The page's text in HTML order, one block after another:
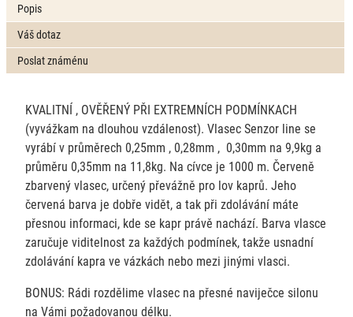
Popis
Váš dotaz
Poslat známénu
KVALITNÍ , OVĚŘENÝ PŘI EXTREMNÍCH PODMÍNKACH
(vyvážkam na dlouhou vzdálenost). Vlasec Senzor line se
vyrábí v průměrech 0,25mm , 0,28mm , 0,30mm na 9,9kg a
průměru 0,35mm na 11,8kg. Na cívce je 1000 m. Červeně
zbarvený vlasec, určený převážně pro lov kaprů. Jeho
červená barva je dobře vidět, a tak při zdolávání máte
přesnou informaci, kde se kapr právě nachází. Barva vlasce
zaručuje viditelnost za každých podmínek, takže usnadní
zdolávání kapra ve vázkách nebo mezi jinými vlasci.
BONUS: Rádi rozdělime vlasec na přesné naviječce silonu
na Vámi požadovanou délku.